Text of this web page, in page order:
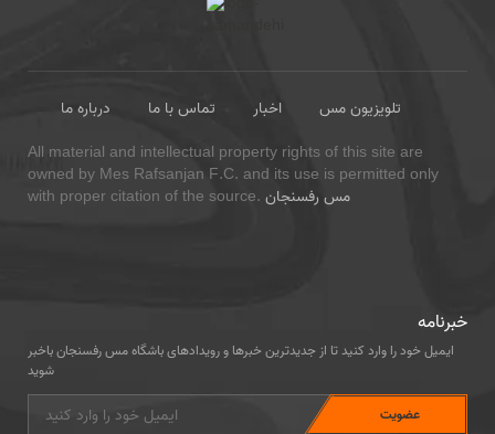
درباره ما تماس با ما اخبار
تلویزیون مس
All material and intellectual property rights of this site are
owned by Mes Rafsanjan F.C. and its use is permitted only
with proper citation of the source. مس رفسنجان
خبرنامه
ایمیل خود را وارد کنید تا از جدیدترین خبرها و رویدادهای باشگاه مس رفسنجان باخبر
شوید